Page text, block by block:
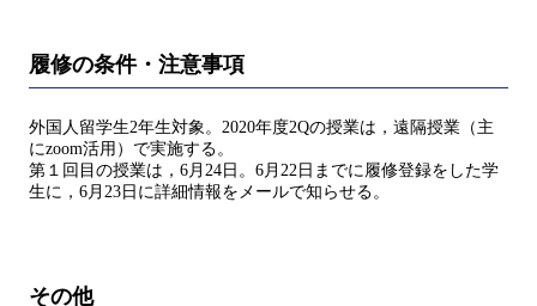
履修の条件・注意事項
外国人留学生2年生対象。2020年度2Qの授業は，遠隔授業（主
にzoom活用）で実施する。
第１回目の授業は，6月24日。6月22日までに履修登録をした学
生に，6月23日に詳細情報をメールで知らせる。
その他